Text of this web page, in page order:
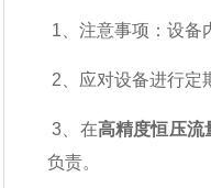
1、注意事项：设备
2、应对设备进行定
3、在高精度恒压流
负责。